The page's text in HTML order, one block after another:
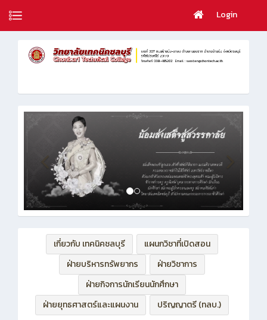
Login
เกี่ยวกับ เทคนิคชลบุรี
แผนกวิชาที่เปิดสอน
ฝ่ายบริหารทรัพยากร
ฝ่ายวิชาการ
ฝ่ายกิจการนักเรียนนักศึกษา
ฝ่ายยุทธศาสตร์และแผนงาน
ปริญญาตรี (ทลบ.)